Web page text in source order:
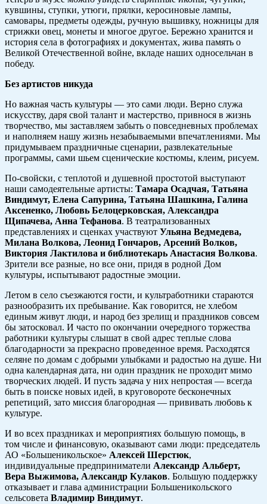
кувшины, ступки, утюги, прялки, керосиновые лампы,
самовары, предметы одежды, ручную вышивку, ножницы для
стрижки овец, монеты и многое другое. Бережно хранится и
история села в фотографиях и документах, жива память о
Великой Отечественной войне, вкладе наших односельчан в
победу.
Без артистов никуда
Но важная часть культуры — это сами люди. Верно служа
искусству, даря свой талант и мастерство, привнося в жизнь
творчество, мы заставляем забыть о повседневных проблемах
и наполняем нашу жизнь незабываемыми впечатлениями. Мы
придумываем праздничные сценарии, развлекательные
программы, сами шьем сценические костюмы, клеим, рисуем.
По-свойски, с теплотой и душевной простотой выступают
наши самодеятельные артисты: Тамара Осадчая, Татьяна
Виндимут, Елена Сапурина, Татьяна Шашкина, Галина
Аксененко, Любовь Белоцерковская, Александра
Щипачева, Анна Тефанова. В театрализованных
представлениях и сценках участвуют Ульяна Ведмедева,
Милана Волкова, Леонид Гончаров, Арсений Волков,
Виктория Лактилова и библиотекарь Анастасия Волкова.
Зрители все разные, но все они, придя в родной Дом
культуры, испытывают радостные эмоции.
Летом в село съезжаются гости, и культработники стараются
разнообразить их пребывание. Как говорится, не хлебом
единым живут люди, и народ без зрелищ и праздников совсем
бы затосковал. И часто по окончании очередного торжества
работники культуры слышат в свой адрес теплые слова
благодарности за прекрасно проведенное время. Расходятся
селяне по домам с добрыми улыбками и радостью на душе. Ни
одна календарная дата, ни один праздник не проходит мимо
творческих людей. И пусть задача у них непростая — всегда
быть в поиске новых идей, в круговороте бесконечных
репетиций, зато миссия благородная — прививать любовь к
культуре.
И во всех праздниках и мероприятиях большую помощь, в
том числе и финансовую, оказывают сами люди: председатель
АО «Большеникольское» Алексей Шерстюк,
индивидуальные предприниматели Александр Альберт,
Вера Выжимова, Александр Кулаков. Большую поддержку
отказывает и глава администрации Большеникольского
сельсовета Владимир Виндимут.